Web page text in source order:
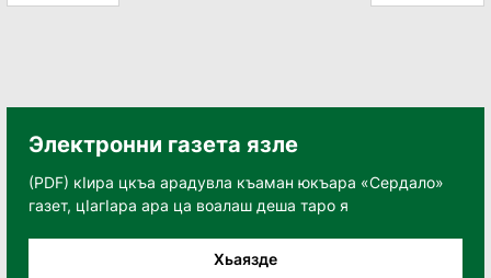
Электронни газета язле
(PDF) кӀира цкъа арадувла къаман юкъара «Сердало»
газет, цӀагӀара ара ца воалаш деша таро я
Хьаязде